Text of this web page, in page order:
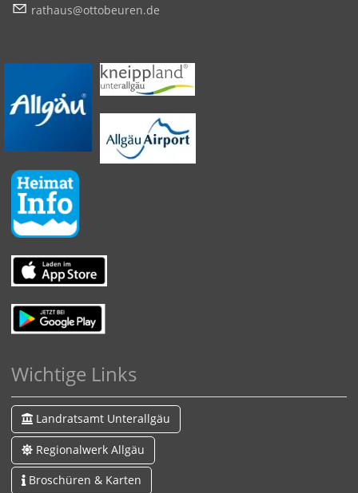
r th s tt b r n d
Wichtige Links
Landratsamt Unterallgäu
Regionalwerk Allgäu
Broschüren & Karten